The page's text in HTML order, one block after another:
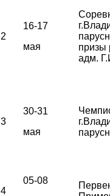
2
16-17
мая
призы
адм.
3
30-31
мая
4
05-08